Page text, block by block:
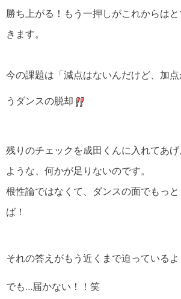
勝ち上がる！もう一押しがこれからは
きます。
今の課題は「減点はないんだけど、加
うダンスの脱却
残りのチェックを成田くんに入れてあ
ような、何かが足りないのです。
根性論ではなくて、ダンスの面でもっ
ば！
それの答えがもう近くまで迫っている
でも…届かない！！笑